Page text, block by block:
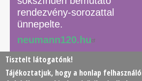
rendezvény-sorozattal
ünnepelte.
neumann120.hu
© 2026 Neumann János
Tisztelt látogatónk!
Tájékoztatjuk, hogy a honlap